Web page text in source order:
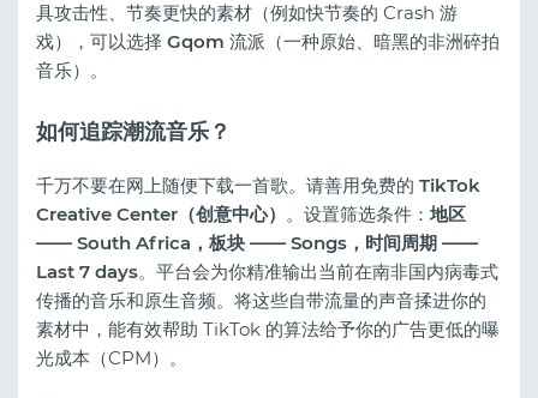
具攻击性、节奏更快的素材（例如快节奏的 Crash 游
戏），可以选择 Gqom 流派（一种原始、暗黑的非洲碎拍
音乐）。
如何追踪潮流音乐？
千万不要在网上随便下载一首歌。请善用免费的 TikTok
Creative Center（创意中心） 。设置筛选条件： 地区
—— South Africa，板块 —— Songs，时间周期 ——
Last 7 days。平台会为你精准输出当前在南非国内病毒式
传播的音乐和原生音频。将这些自带流量的声音揉进你的
素材中，能有效帮助 TikTok 的算法给予你的广告更低的曝
光成本（CPM）。